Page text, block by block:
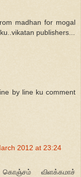
madhan for mogal
publishers...
by line ku comment
2012 at 23:24
விளக்கமாச்